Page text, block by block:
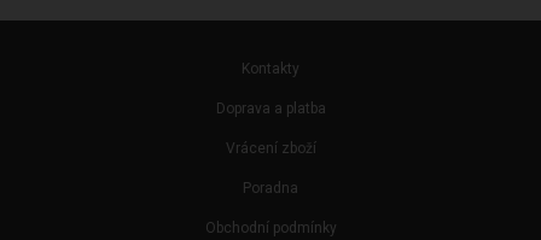
Kontakty
Doprava a platba
Vrácení zboží
Poradna
Obchodní podmínky